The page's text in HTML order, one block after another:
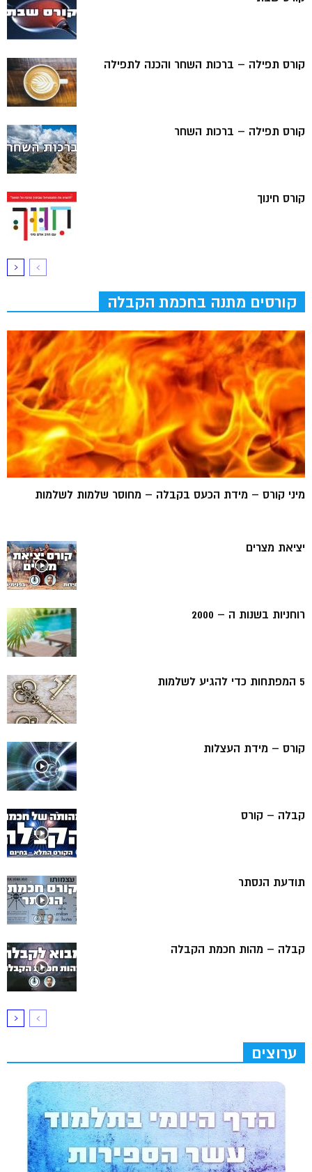
קורס תפילה – ברכות השחר והכנה לתפילה
קורס תפילה – ברכות השחר
קורס חינוך
קורסים מתנה בחכמת הקבלה
מיני קורס – מידת הכעס בקבלה – מחוסר שלמות לשלמות
יציאת מצרים
רוחניות בשנות ה – 2000
5 המפתחות כדי להגיע לשלמות
קורס – מידת העצלות
קבלה – קורס
תודעת הנסתר
קבלה – מהות חכמת הקבלה
ערוצים